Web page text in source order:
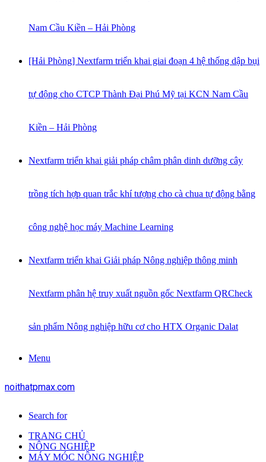
Nam Cầu Kiền – Hải Phòng
[Hải Phòng] Nextfarm triển khai giai đoạn 4 hệ thống dập bụi
tự động cho CTCP Thành Đại Phú Mỹ tại KCN Nam Cầu
Kiền – Hải Phòng
Nextfarm triển khai giải pháp châm phân dinh dưỡng cây
trồng tích hợp quan trắc khí tượng cho cà chua tự động bằng
công nghệ học máy Machine Learning
Nextfarm triển khai Giải pháp Nông nghiệp thông minh
Nextfarm phân hệ truy xuất nguồn gốc Nextfarm QRCheck
sản phẩm Nông nghiệp hữu cơ cho HTX Organic Dalat
Menu
noithatpmax.com
Search for
TRANG CHỦ
NÔNG NGHIỆP
MÁY MÓC NÔNG NGHIỆP